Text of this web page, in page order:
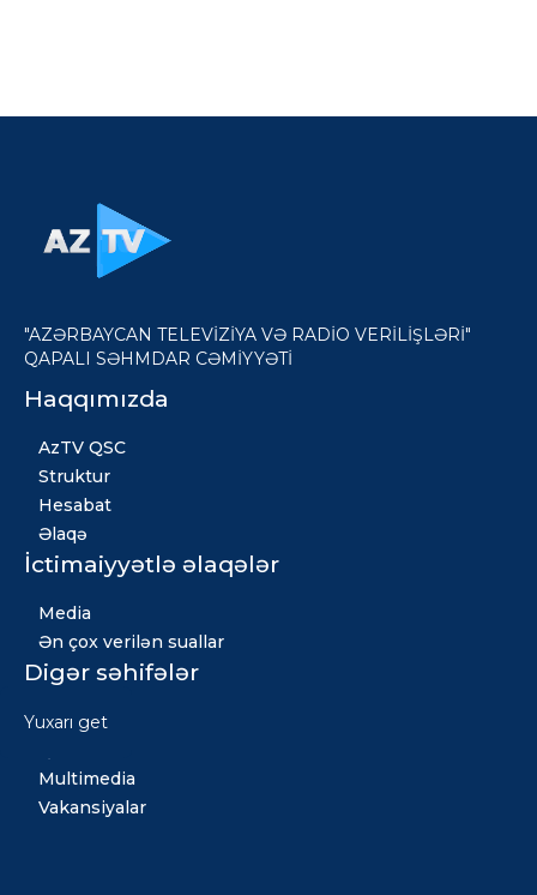
"AZƏRBAYCAN TELEVİZİYA VƏ RADİO VERİLİŞLƏRİ"
QAPALI SƏHMDAR CƏMİYYƏTİ
Haqqımızda
AzTV QSC
Struktur
Hesabat
Əlaqə
İctimaiyyətlə əlaqələr
Media
Ən çox verilən suallar
Digər səhifələr
Xəbərlər
Multimedia
Vakansiyalar
Yuxarı get